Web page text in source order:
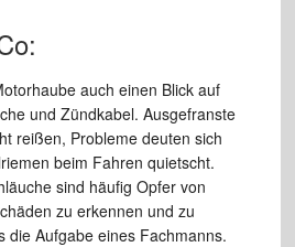
auch einen Blick auf
und Zündkabel. Ausgefranste
reißen, Probleme deuten sich
beim Fahren quietscht.
sind häufig Opfer von
zu erkennen und zu
die Aufgabe eines Fachmanns.